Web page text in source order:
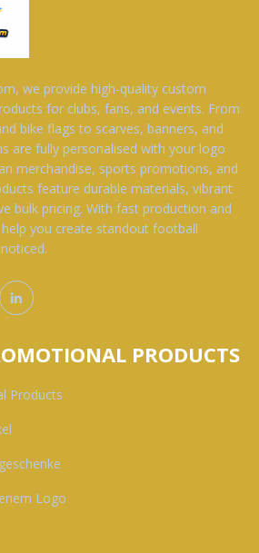
we provide high-quality custom
for clubs, fans, and events. From
bike flags to scarves, banners, and
are fully personalised with your logo
merchandise, sports promotions, and
feature durable materials, vibrant
bulk pricing. With fast production and
you create standout football
PRODUCTS
Products
Logo